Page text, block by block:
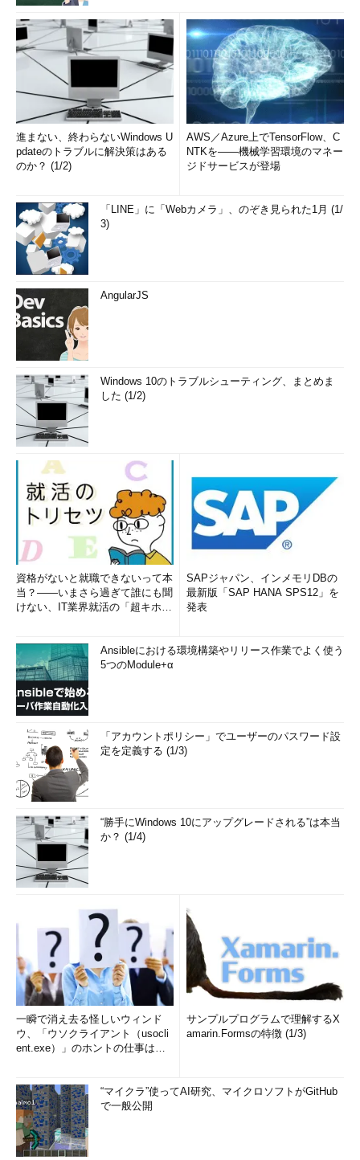
進まない、終わらないWindows U
pdateのトラブルに解決策はある
のか？ (1/2)
AWS／Azure上でTensorFlow、C
NTKを――機械学習環境のマネー
ジドサービスが登場
「LINE」に「Webカメラ」、のぞき見られた1月 (1/
3)
AngularJS
Windows 10のトラブルシューティング、まとめま
した (1/2)
資格がないと就職できないって本
当？――いまさら過ぎて誰にも聞
けない、IT業界就活の「超キホ
SAPジャパン、インメモリDBの
最新版「SAP HANA SPS12」を
発表
Ansibleにおける環境構築やリリース作業でよく使う
5つのModule+α
「アカウントポリシー」でユーザーのパスワード設
定を定義する (1/3)
“勝手にWindows 10にアップグレードされる”は本当
か？ (1/4)
一瞬で消え去る怪しいウィンド
ウ、「ウソクライアント（usocli
ent.exe）」のホントの仕事は？
サンプルプログラムで理解するX
amarin.Formsの特徴 (1/3)
“マイクラ”使ってAI研究、マイクロソフトがGitHub
で一般公開